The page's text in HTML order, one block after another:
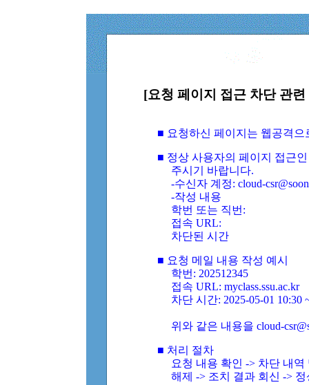
[요청 페이지 접근 차단 관
■ 요청하신 페이지는 웹공격
■ 정상 사용자의 페이지 접근
주시기 바랍니다.
-수신자 계정: cloud-
-작성 내용
학번 또는 직번:
접속 URL:
차단된 시간
■ 요청 메일 내용 작성 예시
학번: 202512345
접속 URL: myclass.ssu.ac.kr
차단 시간: 2025-05-01 10:30
위와 같은 내용을 cloud-
■ 처리 절차
요청 내용 확인 -> 차단 내
해제 -> 조치 결과 회신 ->